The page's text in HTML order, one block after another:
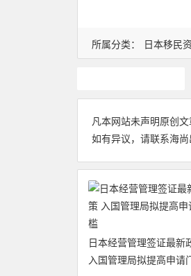
所属分类： 日本移民
凡本网站未声明原创
如有异议，请联系海尚
日本经营管理签证最新
入国管理局拟提高申请